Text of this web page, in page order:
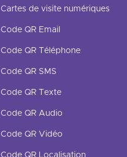
Cartes de visite numériques
Code QR Email
Code QR Téléphone
Code QR SMS
Code QR Texte
Code QR Audio
Code QR Vidéo
Code QR Localisation